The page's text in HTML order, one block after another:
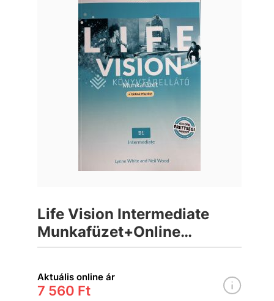
Life Vision Intermediate
Munkafüzet+Online
Practice
Aktuális online ár
7 560 Ft